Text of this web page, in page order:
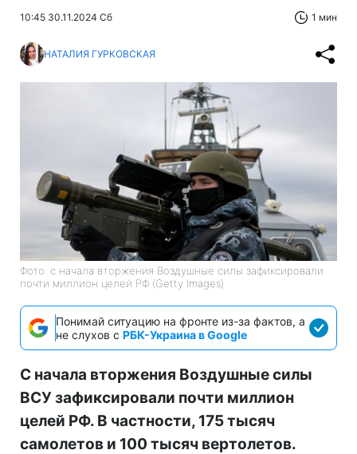
10:45 30.11.2024 Сб 1 мин
НАТАЛИЯ ГУРКОВСКАЯ
Фото: с начала вторжения Воздушные силы зафиксировали
почти миллион целей РФ (Getty Images)
Понимай ситуацию на фронте из-за фактов, а
не слухов с РБК-Украина в Google
С начала вторжения Воздушные силы
ВСУ зафиксировали почти миллион
целей РФ. В частности, 175 тысяч
самолетов и 100 тысяч вертолетов.